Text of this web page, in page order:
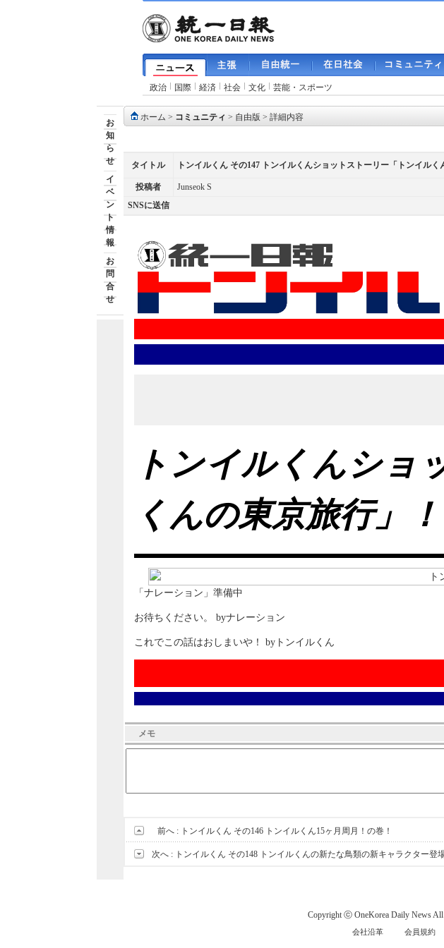
政治 国際 経済 社会 文化 芸能・スポーツ
お
知
ら
せ
イ
ベ
ン
ト
情
報
お
問
合
せ
ホーム > コミュニティ > 自由版 > 詳細内容
タイトル トンイルくん その147 トンイルくんショットストーリー「トンイルく
投稿者 Junseok S
SNSに送信
トンイルくんショ
くんの東京旅行」！
「ナレーション」準備中
お待ちください。 byナレーション
これでこの話はおしまいや！ byトンイルくん
メモ
前へ : トンイルくん その146 トンイルくん15ヶ月周月！の巻！
次へ : トンイルくん その148 トンイルくんの新たな鳥類の新キャラクター登
Copyright ⓒ OneKorea Daily News All
会社沿革 会員規約